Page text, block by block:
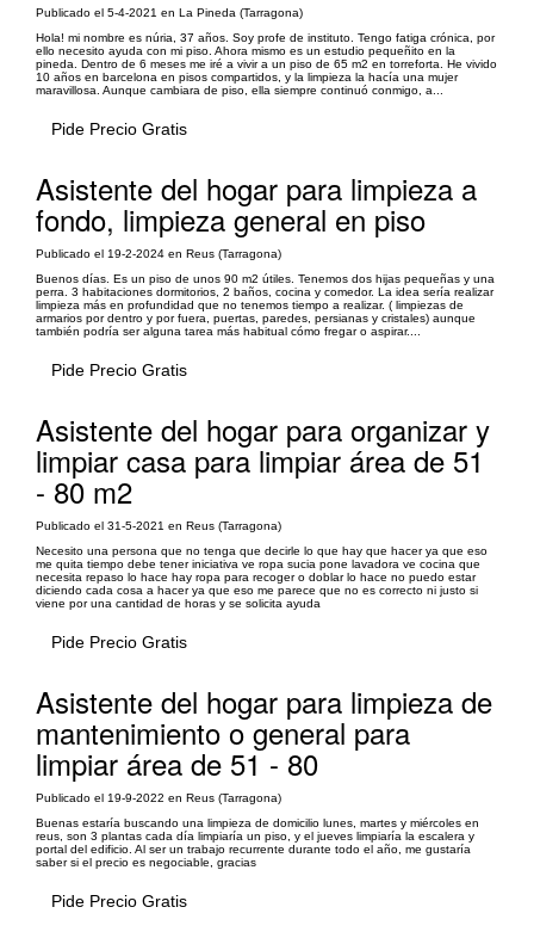
Publicado el 5-4-2021 en La Pineda (Tarragona)
Hola! mi nombre es núria, 37 años. Soy profe de instituto. Tengo fatiga crónica, por
ello necesito ayuda con mi piso. Ahora mismo es un estudio pequeñito en la
pineda. Dentro de 6 meses me iré a vivir a un piso de 65 m2 en torreforta. He vivido
10 años en barcelona en pisos compartidos, y la limpieza la hacía una mujer
maravillosa. Aunque cambiara de piso, ella siempre continuó conmigo, a...
Pide Precio Gratis
Asistente del hogar para limpieza a
fondo, limpieza general en piso
Publicado el 19-2-2024 en Reus (Tarragona)
Buenos días. Es un piso de unos 90 m2 útiles. Tenemos dos hijas pequeñas y una
perra. 3 habitaciones dormitorios, 2 baños, cocina y comedor. La idea sería realizar
limpieza más en profundidad que no tenemos tiempo a realizar. ( limpiezas de
armarios por dentro y por fuera, puertas, paredes, persianas y cristales) aunque
también podría ser alguna tarea más habitual cómo fregar o aspirar....
Pide Precio Gratis
Asistente del hogar para organizar y
limpiar casa para limpiar área de 51
- 80 m2
Publicado el 31-5-2021 en Reus (Tarragona)
Necesito una persona que no tenga que decirle lo que hay que hacer ya que eso
me quita tiempo debe tener iniciativa ve ropa sucia pone lavadora ve cocina que
necesita repaso lo hace hay ropa para recoger o doblar lo hace no puedo estar
diciendo cada cosa a hacer ya que eso me parece que no es correcto ni justo si
viene por una cantidad de horas y se solicita ayuda
Pide Precio Gratis
Asistente del hogar para limpieza de
mantenimiento o general para
limpiar área de 51 - 80
Publicado el 19-9-2022 en Reus (Tarragona)
Buenas estaría buscando una limpieza de domicilio lunes, martes y miércoles en
reus, son 3 plantas cada día limpiaría un piso, y el jueves limpiaría la escalera y
portal del edificio. Al ser un trabajo recurrente durante todo el año, me gustaría
saber si el precio es negociable, gracias
Pide Precio Gratis